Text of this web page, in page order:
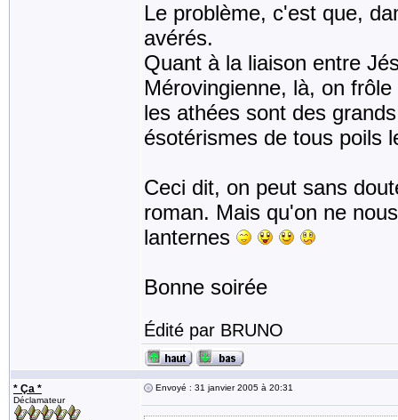
Le problème, c'est que,
avérés.
Quant à la liaison entre
Mérovingienne, là, on
les athées sont des
ésotérismes de tous poils
Ceci dit, on peut sans
roman. Mais qu'on ne
lanternes
Bonne soirée
Édité par BRUNO
* Ça *
Déclamateur
Envoyé : 31 janvier 2005 à 20:31